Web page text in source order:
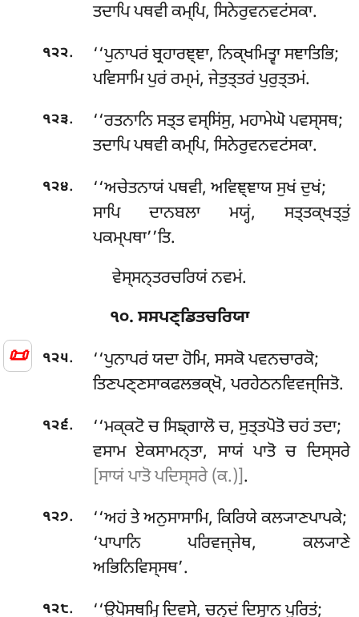
📜
ਤਦਾਪਿ ਪਥਵੀ ਕਮ੍ਪਿ, ਸਿਨੇਰੁਵਨਵਟਂਸਕਾ.
੧੨੨. ‘‘ਪੁਨਾਪਰਂਬ੍ਰਹਾਰਞ੍ਞਾ, ਨਿਕ੍ਖਮਿਤ੍ਵਾ ਸਞਾਤਿਭਿ;
ਪਵਿਸਾਮਿ ਪੁਰਂ ਰਮ੍ਮਂ, ਜੇਤੁਤ੍ਤਰਂ ਪੁਰੁਤ੍ਤਮਂ.
੧੨੩.
‘‘ਰਤਨਾਨਿ ਸਤ੍ਤ ਵਸ੍ਸਿਂਸੁ, ਮਹਾਮੇਘੋ ਪਵਸ੍ਸਥ;
ਤਦਾਪਿ ਪਥਵੀ ਕਮ੍ਪਿ, ਸਿਨੇਰੁਵਨਵਟਂਸਕਾ.
੧੨੪.
‘‘ਅਚੇਤਨਾਯਂ ਪਥਵੀ, ਅਵਿਞ੍ਞਾਯ ਸੁਖਂ ਦੁਖਂ;
ਸਾਪਿ ਦਾਨਬਲਾ ਮਯ੍ਹਂ, ਸਤ੍ਤਕ੍ਖਤ੍ਤੁਂ
ਪਕਮ੍ਪਥਾ’’ਤਿ.
ਵੇਸ੍ਸਨ੍ਤਰਚਰਿਯਂ ਨਵਮਂ.
੧੦. ਸਸਪਣ੍ਡਿਤਚਰਿਯਾ
੧੨੫. ‘‘ਪੁਨਾਪਰਂਯਦਾ ਹੋਮਿ, ਸਸਕੋ ਪਵਨਚਾਰਕੋ;
ਤਿਣਪਣ੍ਣਸਾਕਫਲਭਕ੍ਖੋ, ਪਰਹੇਠਨਵਿਵਜ੍ਜਿਤੋ.
੧੨੬.
‘‘ਮਕ੍ਕਟੋ ਚ ਸਿਙ੍ਗਾਲੋ ਚ, ਸੁਤ੍ਤਪੋਤੋ ਚਹਂ ਤਦਾ;
ਵਸਾਮ ਏਕਸਾਮਨ੍ਤਾ, ਸਾਯਂ ਪਾਤੋ ਚ ਦਿਸ੍ਸਰੇ
[ਸਾਯਂ ਪਾਤੋ ਪਦਿਸ੍ਸਰੇ (ਕ.)] .
੧੨੭.
‘‘ਅਹਂ ਤੇ ਅਨੁਸਾਸਾਮਿ, ਕਿਰਿਯੇ ਕਲ੍ਯਾਣਪਾਪਕੇ;
‘ਪਾਪਾਨਿ ਪਰਿਵਜ੍ਜੇਥ, ਕਲ੍ਯਾਣੇ
ਅਭਿਨਿਵਿਸ੍ਸਥ’.
੧੨੮. ‘‘ਉਪੋਸਥਮ੍ਹਿ ਦਿਵਸੇ, ਚਨ੍ਦਂ ਦਿਸ੍ਵਾਨ ਪੂਰਿਤਂ;